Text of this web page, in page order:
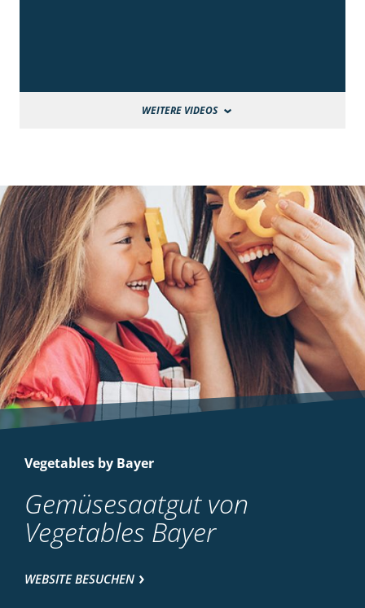
WEITERE VIDEOS
Vegetables by Bayer
Gemüsesaatgut von
Vegetables Bayer
WEBSITE BESUCHEN